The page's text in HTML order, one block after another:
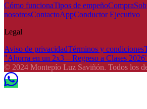
Cómo funcionaTipos de empeñoCompra
nosotrosContactoAppConductor Ejecutivo
Legal
Aviso de privacidadTérminos y condiciones
"Ahorra en un 2x3 – Regreso a Clases
© 2024 Montepío Luz Saviñón. Todos los